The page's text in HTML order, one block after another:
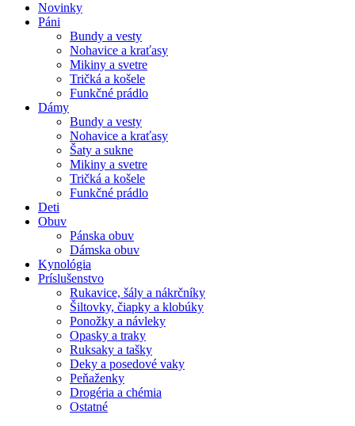
Novinky
Páni
Bundy a vesty
Nohavice a kraťasy
Mikiny a svetre
Tričká a košele
Funkčné prádlo
Dámy
Bundy a vesty
Nohavice a kraťasy
Šaty a sukne
Mikiny a svetre
Tričká a košele
Funkčné prádlo
Deti
Obuv
Pánska obuv
Dámska obuv
Kynológia
Príslušenstvo
Rukavice, šály a nákrčníky
Šiltovky, čiapky a klobúky
Ponožky a návleky
Opasky a traky
Ruksaky a tašky
Deky a posedové vaky
Peňaženky
Drogéria a chémia
Ostatné